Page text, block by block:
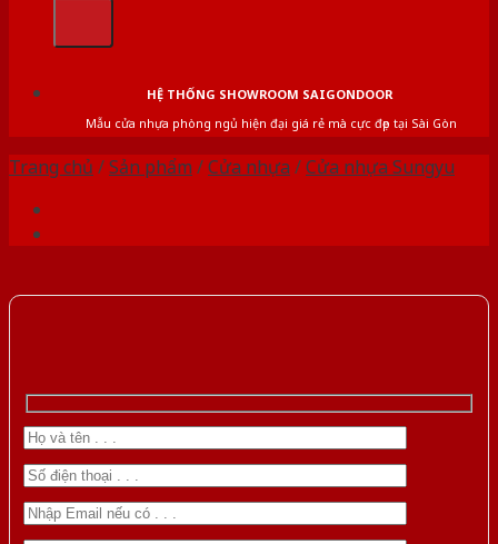
HỆ THỐNG SHOWROOM SAIGONDOOR
Mẫu cửa nhựa phòng ngủ hiện đại giá rẻ mà cực đẹp tại Sài Gòn
Trang chủ /Sản phẩm /Cửa nhựa /Cửa nhựa Sungyu